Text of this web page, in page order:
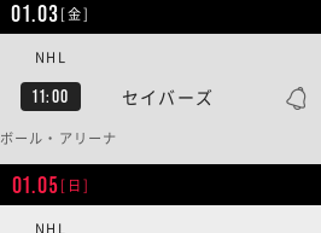
01.03[金]
11:00 セイバーズ
NHL
ボール・アリーナ
01.05[日]
NHL